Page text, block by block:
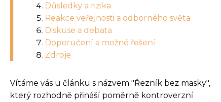
Důsledky a rizika
Reakce veřejnosti a odborného světa
Diskuse a debata
Doporučení a možné řešení
Zdroje
Vítáme vás u článku s názvem "Řezník bez masky",
který rozhodně přináší poměrně kontroverzní